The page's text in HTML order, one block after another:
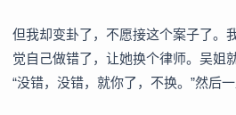
但我却变卦了，不愿接这个案子了。
觉自己做错了，让她换个律师。吴姐
“没错，没错，就你了，不换。”然后一